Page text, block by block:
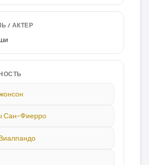
/ АКТЕР
Сан-Фиерро